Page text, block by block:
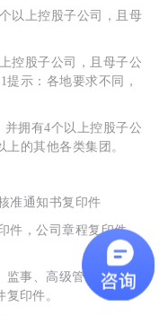
上控股子公司，且母
股子公司，且母子公
提示：各地要求不同，
拥有4个以上控股子公
的其他各类集团。
通知书复印件
，公司章程复印件。
事、高级管理人员的
印件。